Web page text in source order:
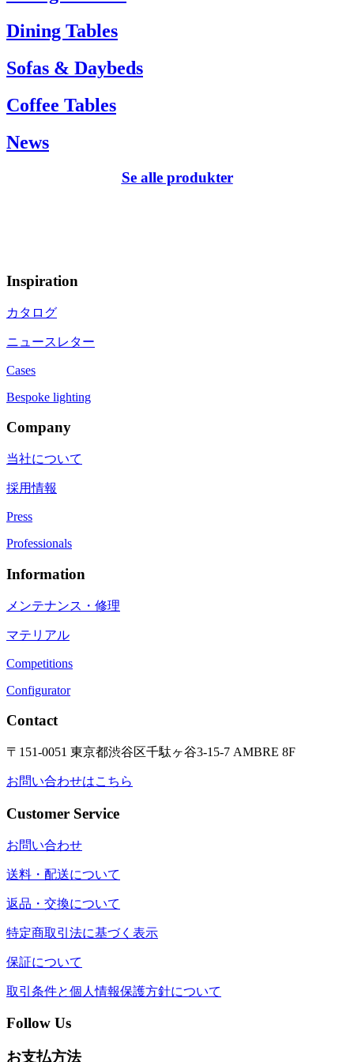
Dining Tables
Sofas & Daybeds
Coffee Tables
News
Se alle produkter
Inspiration
カタログ
ニュースレター
Cases
Bespoke lighting
Company
当社について
採用情報
Press
Professionals
Information
メンテナンス・修理
マテリアル
Competitions
Configurator
Contact
〒151-0051 東京都渋谷区千駄ヶ谷3-15-7 AMBRE 8F
お問い合わせはこちら
Customer Service
お問い合わせ
送料・配送について
返品・交換について
特定商取引法に基づく表示
保証について
取引条件と個人情報保護方針について
Follow Us
お支払方法